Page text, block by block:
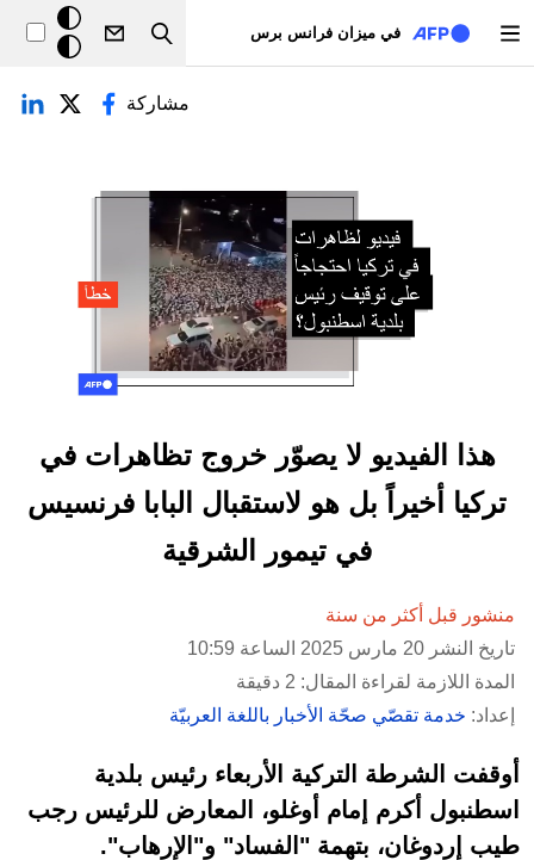
في ميزان فرانس برس
Search
خلفيّة
داكنة
التبويبات الأساسية
مشاركة
هذا الفيديو لا يصوّر خروج تظاهرات في
تركيا أخيراً بل هو لاستقبال البابا فرنسيس
في تيمور الشرقية
منشور قبل أكثر من سنة
تاريخ النشر 20 مارس 2025 الساعة 10:59
المدة اللازمة لقراءة المقال: 2 دقيقة
إعداد: خدمة تقصّي صحّة الأخبار باللغة العربيّة
أوقفت الشرطة التركية الأربعاء رئيس بلدية
اسطنبول أكرم إمام أوغلو، المعارض للرئيس رجب
طيب إردوغان، بتهمة "الفساد" و"الإرهاب".